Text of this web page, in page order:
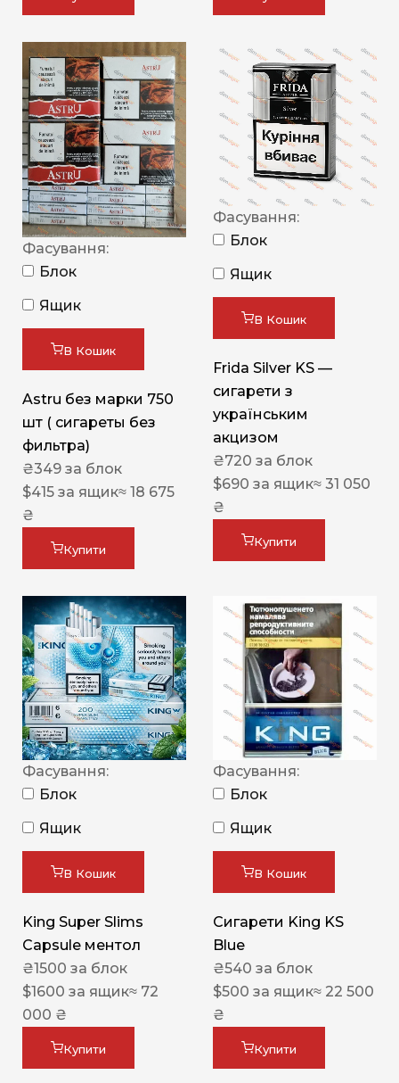
Фасування:
Блок
Ящик
В Кошик
Astru без марки 750
шт ( сигареты без
фильтра)
₴349 за блок
$415 за ящик≈ 18 675
₴
Купити
Фасування:
Блок
Ящик
В Кошик
Frida Silver KS —
сигарети з
українським
акцизом
₴720 за блок
$690 за ящик≈ 31 050
₴
Купити
Фасування:
Блок
Ящик
В Кошик
King Super Slims
Capsule ментол
₴1500 за блок
$1600 за ящик≈ 72
000 ₴
Купити
Фасування:
Блок
Ящик
В Кошик
Сигарети King KS
Blue
₴540 за блок
$500 за ящик≈ 22 500
₴
Купити